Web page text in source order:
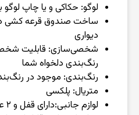
لوگو: حکاکی و یا چاپ
ساخت صندوق قرعه کشی در
دیواری
شخصی‌سازی: قابلیت
رنگ‌بندی دلخواه شما
رنگ‌بندی: موجود در
متریال: پلکسی
لوازم جانبی:‌دارای قفل و ۲ عدد کلید